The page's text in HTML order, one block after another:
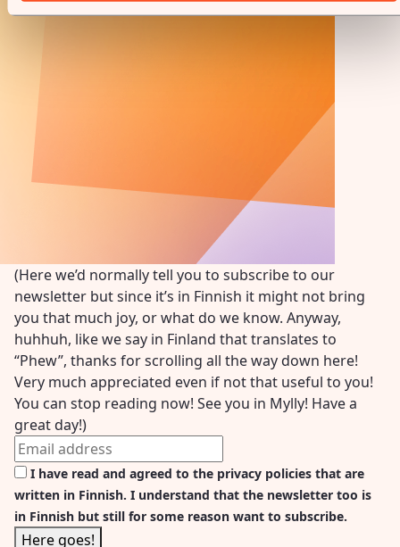
(Here we’d normally tell you to subscribe to our
newsletter but since it’s in Finnish it might not bring
you that much joy, or what do we know. Anyway,
huhhuh, like we say in Finland that translates to
“Phew”, thanks for scrolling all the way down here!
Very much appreciated even if not that useful to you!
You can stop reading now! See you in Mylly! Have a
great day!)
I have read and agreed to the privacy policies that are
written in Finnish. I understand that the newsletter too is
in Finnish but still for some reason want to subscribe.